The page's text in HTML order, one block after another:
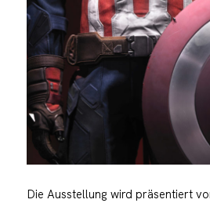
Die Ausstellung wird präsentiert